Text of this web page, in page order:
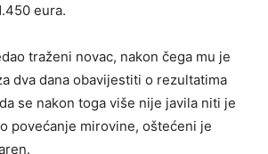
eura.
traženi novac, nakon čega mu je
dva dana obavijestiti o rezultatima
se nakon toga više nije javila niti je
povećanje mirovine, oštećeni je